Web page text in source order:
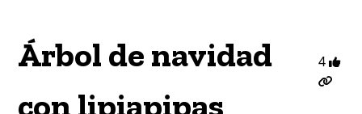
Árbol de navidad
con lipiapipas
4